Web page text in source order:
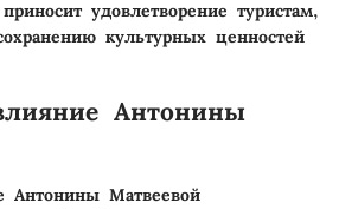
удовлетворение туристам,
культурных ценностей
Антонины
Антонины Матвеевой